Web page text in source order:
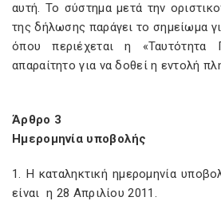
αυτή. Το σύστημα μετά την
της δήλωσης παράγει το σημείωμα
όπου περιέχεται η «Ταυτότητα
απαραίτητο για να δοθεί η εντολή
Άρθρο 3
Ημερομηνία υποβολής
1. Η καταληκτική ημερομηνία
είναι η 28 Απριλίου 2011.